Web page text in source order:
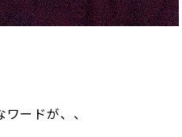
ードが、、